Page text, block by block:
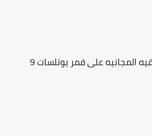
المجانيه على قمر يوتلسات 9